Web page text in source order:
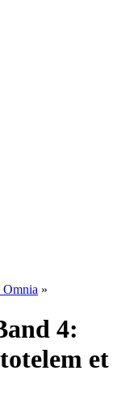
Omnia »
4:
et